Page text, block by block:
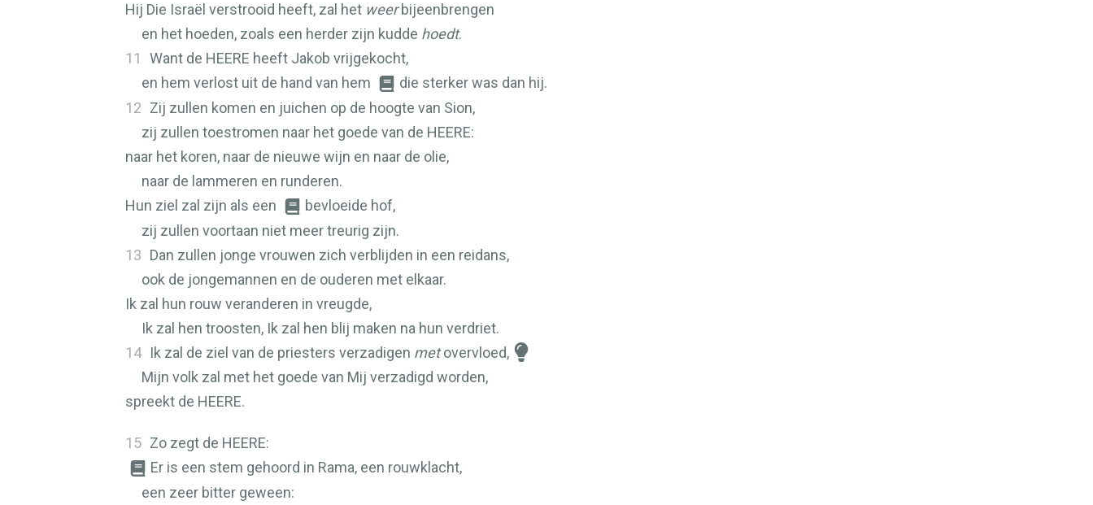
Hij Die Israël verstrooid heeft, zal het weerbijeenbrengen
en het hoeden, zoals een herder zijn kudde hoedt.
11
Want de HEERE heeft Jakob vrijgekocht,
en hem verlost uit de hand van hem
die sterker was dan hij.
12 Zij zullen komen en juichen op de hoogte van Sion,
zij zullen toestromen naar het goede van de HEERE:
naar het koren, naar de nieuwe wijn en naar de olie,
naar de lammeren en runderen.
Hun ziel zal zijn als een
bevloeide hof,
zij zullen voortaan niet meer treurig zijn.
13 Dan zullen jonge vrouwen zich verblijden in een reidans,
ook de jongemannen en de ouderen met elkaar.
Ik zal hun rouw veranderen in vreugde,
Ik zal hen troosten, Ik zal hen blij maken na hun verdriet.
14 Ik zal de ziel van de priesters verzadigen metovervloed,
Mijn volk zal met het goede van Mij verzadigd worden,
spreekt de HEERE.
15 Zo zegt de HEERE:
Er is een stem gehoord in Rama, een rouwklacht,
een zeer bitter geween: